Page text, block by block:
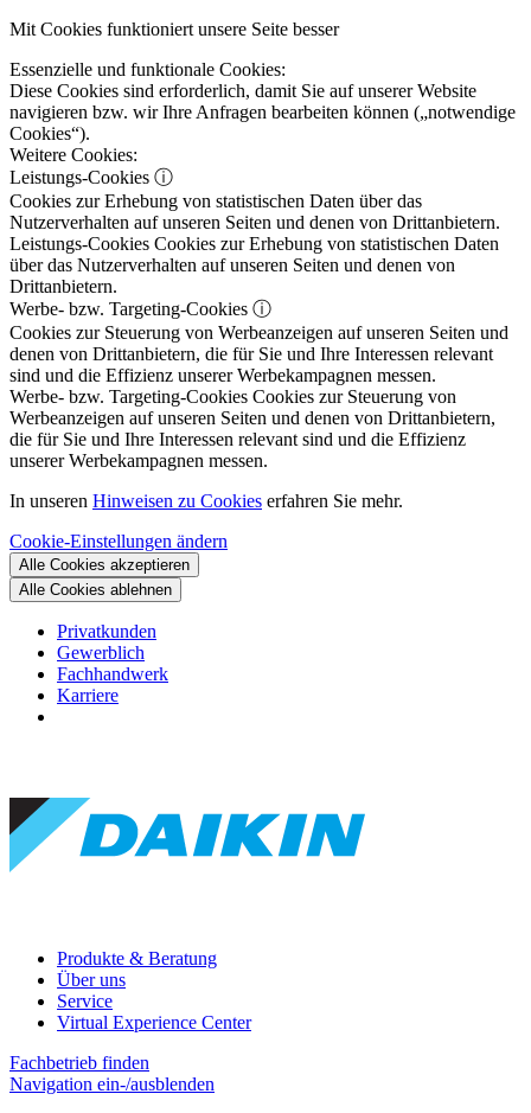
Mit Cookies funktioniert unsere Seite besser
Essenzielle und funktionale Cookies:
Diese Cookies sind erforderlich, damit Sie auf unserer Website
navigieren bzw. wir Ihre Anfragen bearbeiten können („notwendige
Cookies“).
Weitere Cookies:
Leistungs-Cookies ⓘ
Cookies zur Erhebung von statistischen Daten über das
Nutzerverhalten auf unseren Seiten und denen von Drittanbietern.
Leistungs-Cookies Cookies zur Erhebung von statistischen Daten
über das Nutzerverhalten auf unseren Seiten und denen von
Drittanbietern.
Werbe- bzw. Targeting-Cookies ⓘ
Cookies zur Steuerung von Werbeanzeigen auf unseren Seiten und
denen von Drittanbietern, die für Sie und Ihre Interessen relevant
sind und die Effizienz unserer Werbekampagnen messen.
Werbe- bzw. Targeting-Cookies Cookies zur Steuerung von
Werbeanzeigen auf unseren Seiten und denen von Drittanbietern,
die für Sie und Ihre Interessen relevant sind und die Effizienz
unserer Werbekampagnen messen.
In unseren Hinweisen zu Cookies erfahren Sie mehr.
Cookie-Einstellungen ändern
Alle Cookies akzeptieren
Alle Cookies ablehnen
Privatkunden
Gewerblich
Fachhandwerk
Karriere
Produkte & Beratung
Über uns
Service
Virtual Experience Center
Fachbetrieb finden
Navigation ein-/ausblenden